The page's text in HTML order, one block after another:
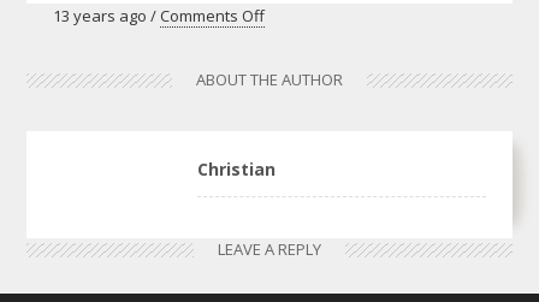
13 years ago / Comments Offon
ABOUT THE AUTHOR
Christian
LEAVE A REPLY